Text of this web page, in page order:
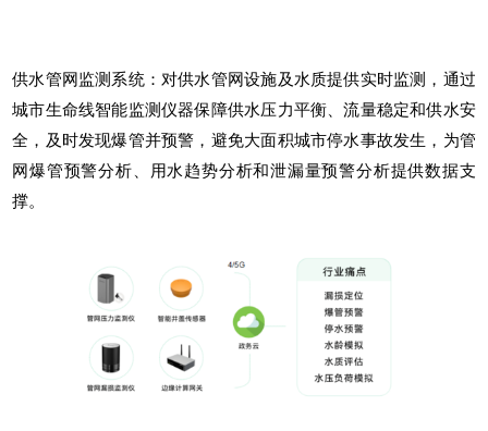
供水管网监测系统：对供水管网设施及水质提供实时监测，通过
城市生命线智能监测仪器保障供水压力平衡、流量稳定和供水安
全，及时发现爆管并预警，避免大面积城市停水事故发生，为管
网爆管预警分析、用水趋势分析和泄漏量预警分析提供数据支
撑。